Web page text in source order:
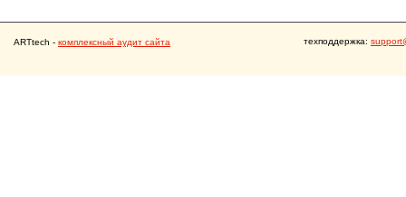
ARTtech - комплексный аудит сайта техподдержка: